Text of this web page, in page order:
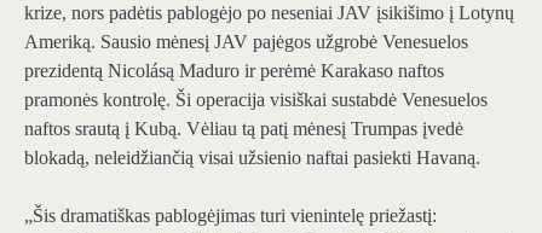
krize, nors padėtis pablogėjo po neseniai JAV įsikišimo į Lotynų
Ameriką. Sausio mėnesį JAV pajėgos užgrobė Venesuelos
prezidentą Nicolásą Maduro ir perėmė Karakaso naftos
pramonės kontrolę. Ši operacija visiškai sustabdė Venesuelos
naftos srautą į Kubą. Vėliau tą patį mėnesį Trumpas įvedė
blokadą, neleidžiančią visai užsienio naftai pasiekti Havaną.
„Šis dramatiškas pablogėjimas turi vienintelę priežastį: